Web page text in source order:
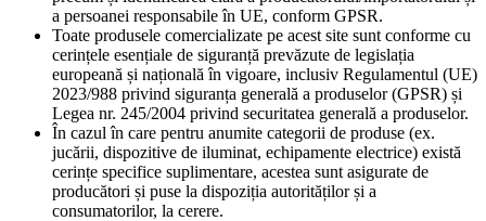
a persoanei responsabile în UE, conform GPSR.
Toate produsele comercializate pe acest site sunt conforme cu
cerințele esențiale de siguranță prevăzute de legislația
europeană și națională în vigoare, inclusiv Regulamentul (UE)
2023/988 privind siguranța generală a produselor (GPSR) și
Legea nr. 245/2004 privind securitatea generală a produselor.
În cazul în care pentru anumite categorii de produse (ex.
jucării, dispozitive de iluminat, echipamente electrice) există
cerințe specifice suplimentare, acestea sunt asigurate de
producători și puse la dispoziția autorităților și a
consumatorilor, la cerere.